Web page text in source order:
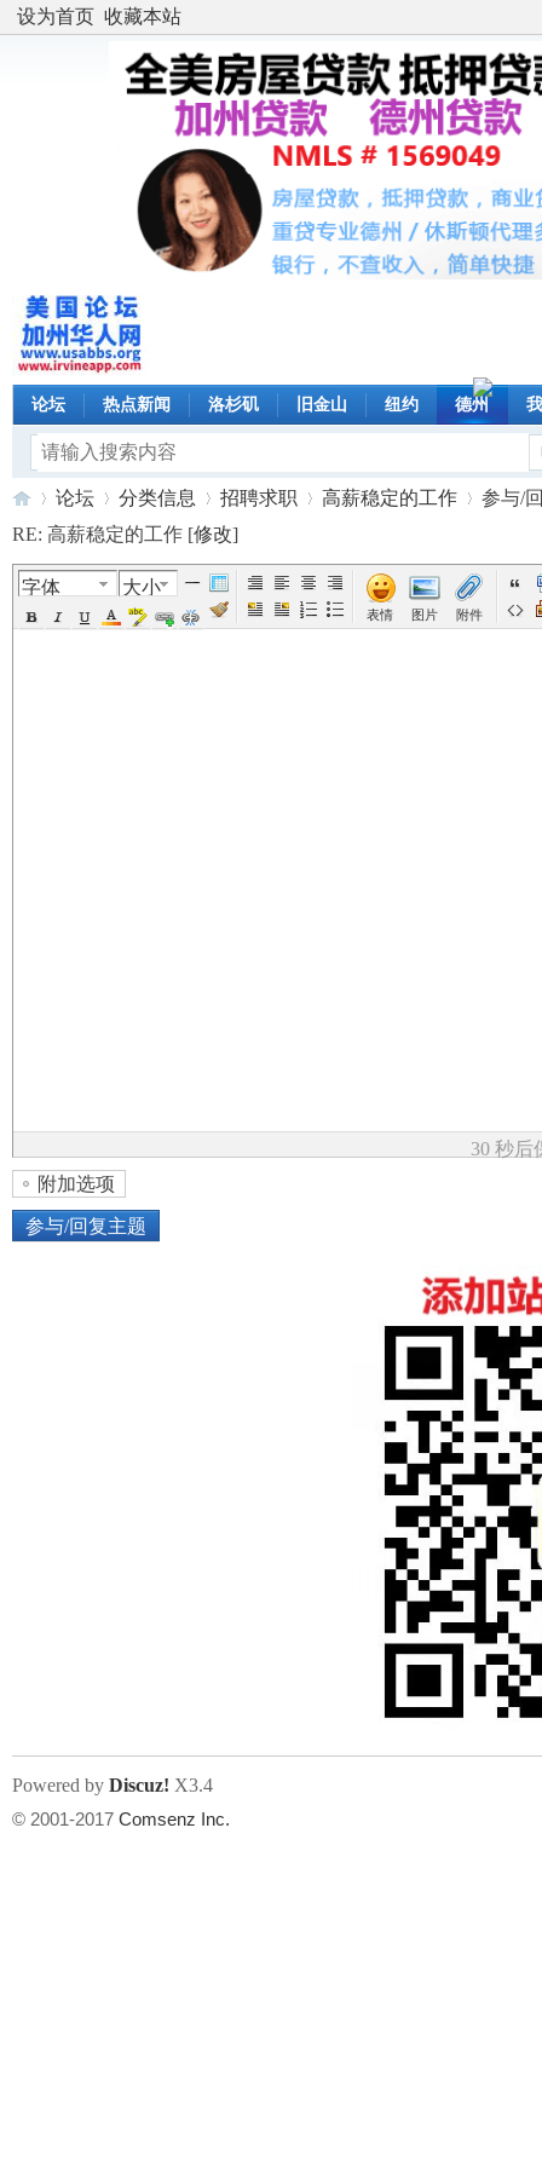
设为首页 收藏本站
论坛 热点新闻 洛杉矶 旧金山 纽约 德州
美
州
›
论坛
›
分类信息 招聘求职
›
高薪稳定的工作
›
参与/
RE: 高薪稳定的工作 [修改]
字体 大小
表情 图片 附件
30 秒后
附加选项
参与/回复主题
或将图片直接拖到这里
jpg, jpeg, gif, png
上传附件
Powered by Discuz! X3.4
© 2001-2017 Comsenz Inc.